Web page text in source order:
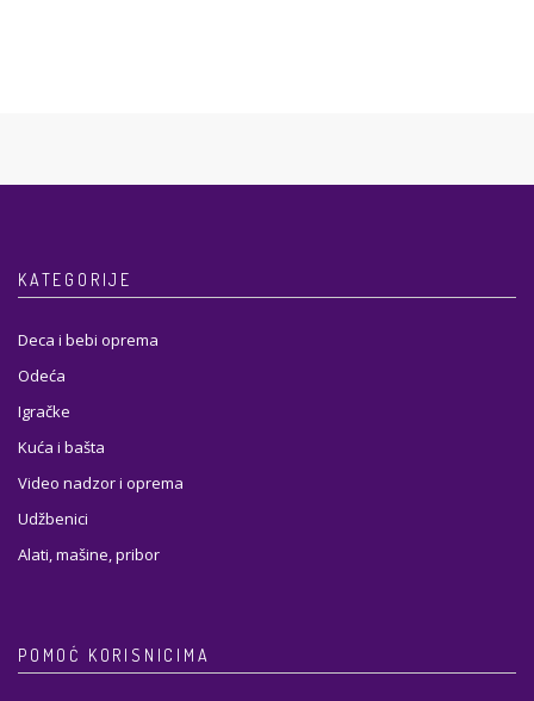
KATEGORIJE
Deca i bebi oprema
Odeća
Igračke
Kuća i bašta
Video nadzor i oprema
Udžbenici
Alati, mašine, pribor
POMOĆ KORISNICIMA